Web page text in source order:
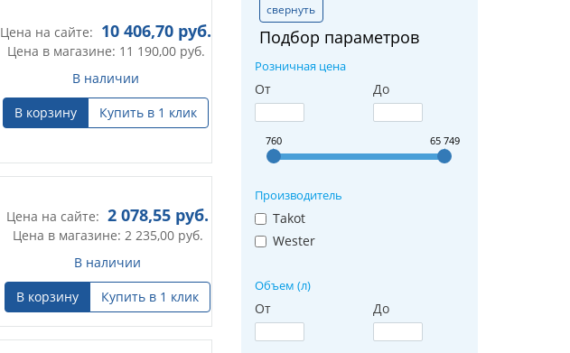
свернуть
Подбор параметров
Розничная цена
От До
760 65 749
Производитель
Takot
Wester
Объем (л)
От До
Цена на сайте: 10 406,70 руб.
Цена в магазине: 11 190,00руб.
В наличии
В корзину
Купить в 1 клик
Цена на сайте: 2 078,55 руб.
Цена в магазине: 2 235,00руб.
В наличии
В корзину
Купить в 1 клик